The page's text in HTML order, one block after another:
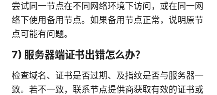
尝试同一节点在不同网络环境下访问，或在同一网
络下使用备用节点。如果备用节点正常，说明原节
点可能有问题。
7) 服务器端证书出错怎么办？
检查域名、证书是否过期、及指纹是否与服务器一
致。若不一致，联系节点提供商获取有效的证书或